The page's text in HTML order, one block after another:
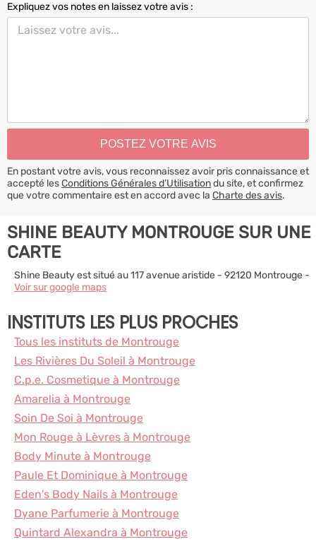
Expliquez vos notes en laissez votre avis :
En postant votre avis, vous reconnaissez avoir pris connaissance et
accepté lesConditions Générales d’Utilisationdu site, et confirmez
que votre commentaire est en accord avec la Charte des avis.
SHINE BEAUTY MONTROUGE SUR UNE
CARTE
Shine Beauty est situé au 117 avenue aristide - 92120 Montrouge -
Voir sur google maps
INSTITUTS LES PLUS PROCHES
Tous les instituts de Montrouge
Les Rivières Du Soleil à Montrouge
C.p.e. Cosmetique à Montrouge
Amarelia à Montrouge
Soin De Soi à Montrouge
Mon Rouge à Lèvres à Montrouge
Body Minute à Montrouge
Paule Et Dominique à Montrouge
Eden's Body Nails à Montrouge
Dyane Parfumerie à Montrouge
Quintard Alexandra à Montrouge